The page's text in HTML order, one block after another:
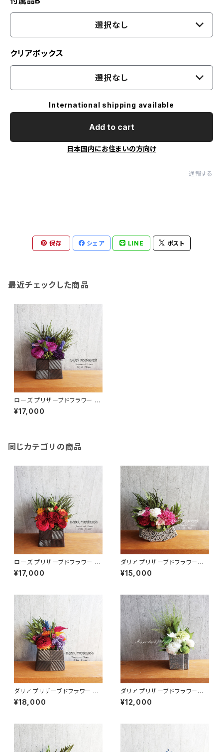
選択なし
クリアボックス
選択なし
International shipping available
Add to cart
日本国内にお住まいの方向け
通報する
保存 シェア LINE ポスト
最近チェックした商品
ローズ プリザーブドフラワー 紫
フラワーギフト 古希喜寿 TO
UKA-V
¥17,000
同じカテゴリの商品
ローズ プリザーブドフラワー レ
ッド フラワーギフト TOUKA
¥17,000
ダリア プリザーブドフラワー
フラワーギフト Nagi
¥15,000
ダリア プリザーブドフラワー カ
ラフル KAZANE
¥18,000
ダリア プリザーブドフラワー
フラワーギフト KAZUHA
¥12,000